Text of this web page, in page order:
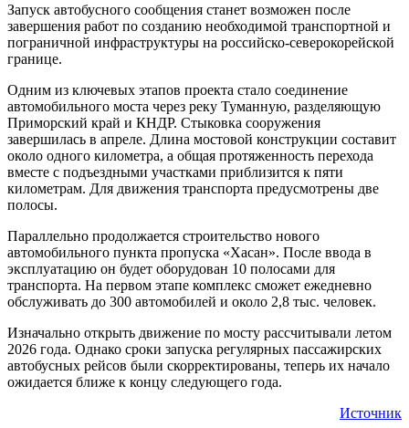
Запуск автобусного сообщения станет возможен после
завершения работ по созданию необходимой транспортной и
пограничной инфраструктуры на российско-северокорейской
границе.
Одним из ключевых этапов проекта стало соединение
автомобильного моста через реку Туманную, разделяющую
Приморский край и КНДР. Стыковка сооружения
завершилась в апреле. Длина мостовой конструкции составит
около одного километра, а общая протяженность перехода
вместе с подъездными участками приблизится к пяти
километрам. Для движения транспорта предусмотрены две
полосы.
Параллельно продолжается строительство нового
автомобильного пункта пропуска «Хасан». После ввода в
эксплуатацию он будет оборудован 10 полосами для
транспорта. На первом этапе комплекс сможет ежедневно
обслуживать до 300 автомобилей и около 2,8 тыс. человек.
Изначально открыть движение по мосту рассчитывали летом
2026 года. Однако сроки запуска регулярных пассажирских
автобусных рейсов были скорректированы, теперь их начало
ожидается ближе к концу следующего года.
Источник